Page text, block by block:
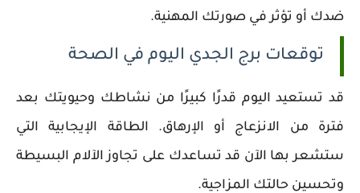
ضدك أو تؤثر في صورتك المهنية.
توقعات برج الجدي اليوم في الصحة
قد تستعيد اليوم قدرًا كبيرًا من نشاطك وحيويتك بعد
فترة من الانزعاج أو الإرهاق. الطاقة الإيجابية التي
ستشعر بها الآن قد تساعدك على تجاوز الآلام البسيطة
وتحسين حالتك المزاجية.